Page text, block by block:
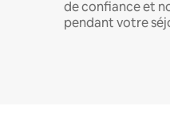
de confiance et
pendant votre